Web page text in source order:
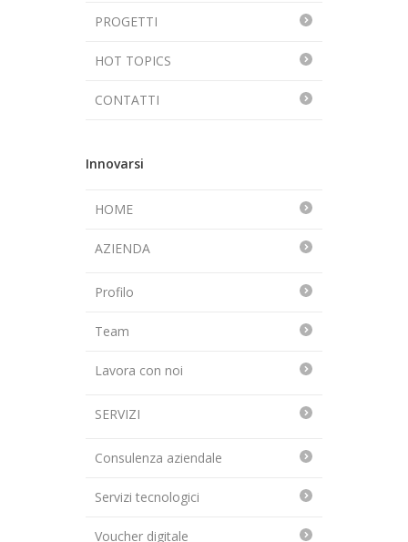
PROGETTI
HOT TOPICS
CONTATTI
Innovarsi
HOME
AZIENDA
Profilo
Team
Lavora con noi
SERVIZI
Consulenza aziendale
Servizi tecnologici
Voucher digitale